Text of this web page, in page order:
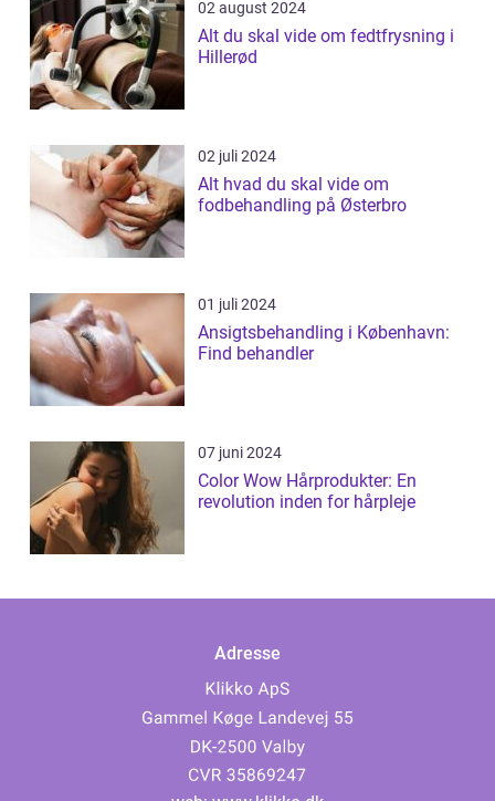
02 august 2024
Alt du skal vide om fedtfrysning i
Hillerød
02 juli 2024
Alt hvad du skal vide om
fodbehandling på Østerbro
01 juli 2024
Ansigtsbehandling i København:
Find behandler
07 juni 2024
Color Wow Hårprodukter: En
revolution inden for hårpleje
Adresse